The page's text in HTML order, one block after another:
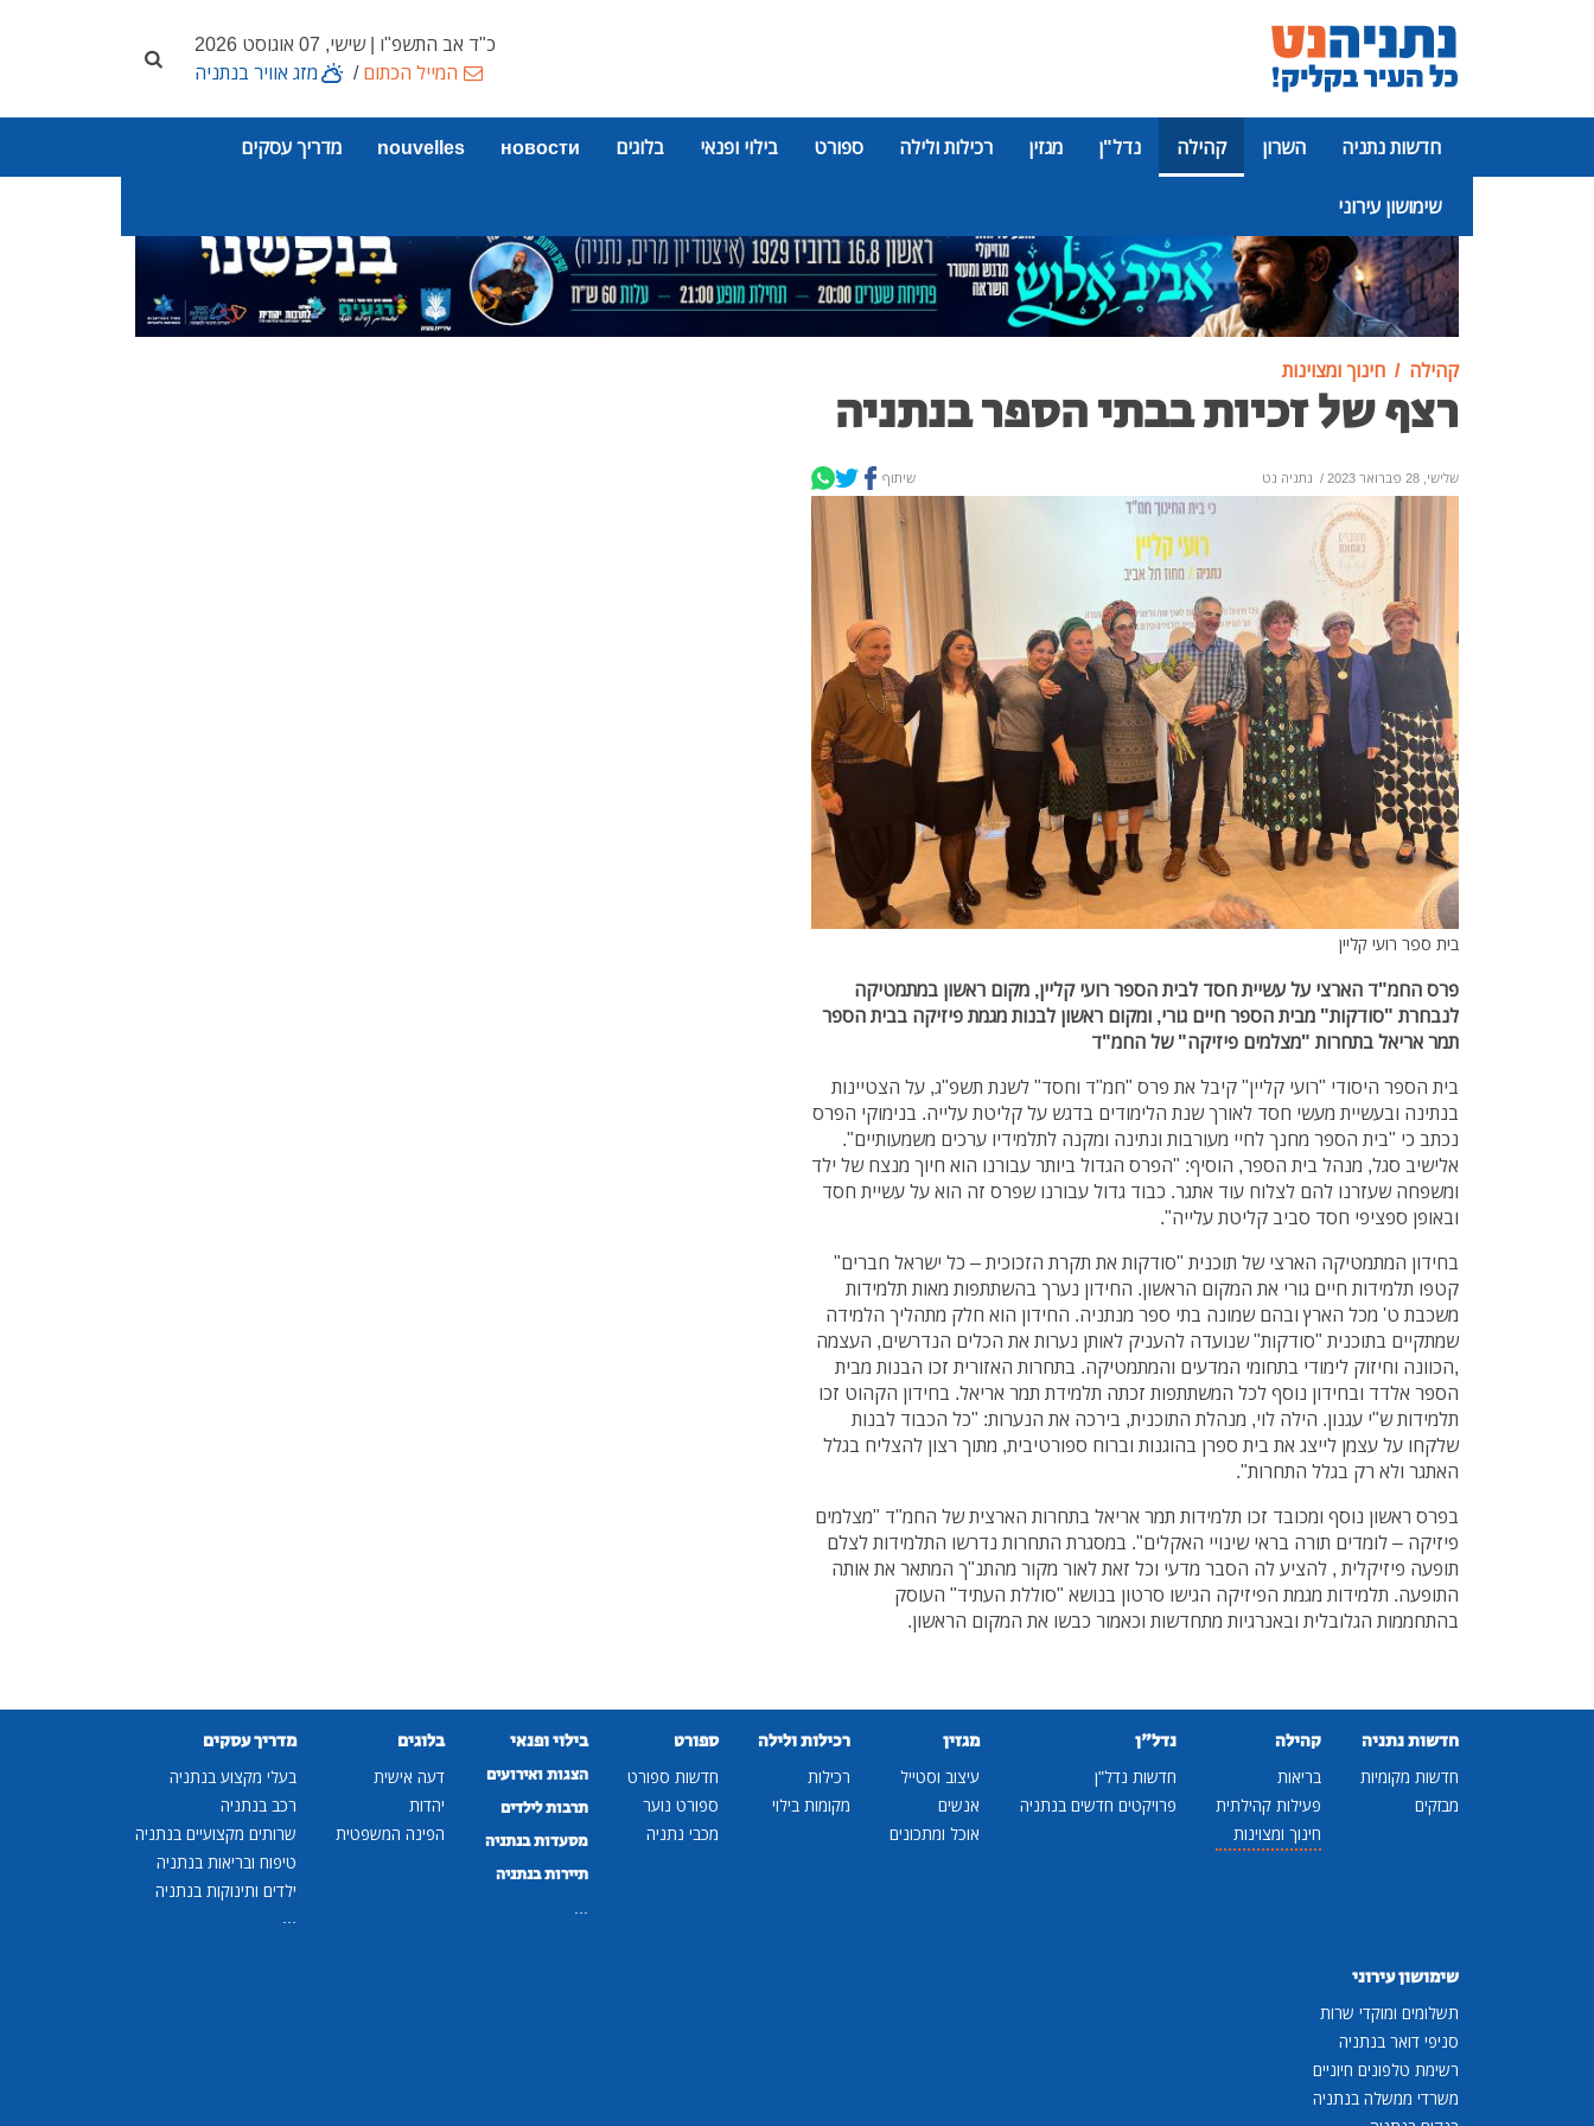
כ"ד אב התשפ"ו | שישי, 07 אוגוסט 2026
המייל הכתום/ מזג אוויר בנתניה
חדשות נתניה השרון קהילה נדל"ן מגזין רכילות ולילה ספורט בילוי ופנאי בלוגים новости
nouvelles מדריך עסקים
שימושון עירוני
פרסומת
קהילה חינוך ומצוינות
רצף של זכיות בבתי הספר בנתניה
שלישי, 28 פברואר 2023 / נתניה נט שיתוף
בית ספר רועי קליין
פרס החמ"ד הארצי על עשיית חסד לבית הספר רועי קליין, מקום ראשון במתמטיקה
לנבחרת "סודקות" מבית הספר חיים גורי, ומקום ראשון לבנות מגמת פיזיקה בבית הספר
תמר אריאל בתחרות "מצלמים פיזיקה" של החמ"ד
בית הספר היסודי "רועי קליין" קיבל את פרס "חמ"ד וחסד" לשנת תשפ"ג, על הצטיינות
בנתינה ובעשיית מעשי חסד לאורך שנת הלימודים בדגש על קליטת עלייה. בנימוקי הפרס
נכתב כי "בית הספר מחנך לחיי מעורבות ונתינה ומקנה לתלמידיו ערכים משמעותיים".
אלישיב סגל, מנהל בית הספר, הוסיף: "הפרס הגדול ביותר עבורנו הוא חיוך מנצח של ילד
ומשפחה שעזרנו להם לצלוח עוד אתגר. כבוד גדול עבורנו שפרס זה הוא על עשיית חסד
ובאופן ספציפי חסד סביב קליטת עלייה".
בחידון המתמטיקה הארצי של תוכנית "סודקות את תקרת הזכוכית – כל ישראל חברים"
קטפו תלמידות חיים גורי את המקום הראשון. החידון נערך בהשתתפות מאות תלמידות
משכבת ט' מכל הארץ ובהם שמונה בתי ספר מנתניה. החידון הוא חלק מתהליך הלמידה
שמתקיים בתוכנית "סודקות" שנועדה להעניק לאותן נערות את הכלים הנדרשים, העצמה
,הכוונה וחיזוק לימודי בתחומי המדעים והמתמטיקה. בתחרות האזורית זכו הבנות מבית
הספר אלדד ובחידון נוסף לכל המשתתפות זכתה תלמידת תמר אריאל. בחידון הקהוט זכו
תלמידות ש"י עגנון. הילה לוי, מנהלת התוכנית, בירכה את הנערות: "כל הכבוד לבנות
שלקחו על עצמן לייצג את בית ספרן בהוגנות וברוח ספורטיבית, מתוך רצון להצליח בגלל
האתגר ולא רק בגלל התחרות".
בפרס ראשון נוסף ומכובד זכו תלמידות תמר אריאל בתחרות הארצית של החמ"ד "מצלמים
פיזיקה – לומדים תורה בראי שינויי האקלים". במסגרת התחרות נדרשו התלמידות לצלם
תופעה פיזיקלית , להציע לה הסבר מדעי וכל זאת לאור מקור מהתנ"ך המתאר את אותה
התופעה. תלמידות מגמת הפיזיקה הגישו סרטון בנושא "סוללת העתיד" העוסק
בהתחממות הגלובלית ובאנרגיות מתחדשות וכאמור כבשו את המקום הראשון.
חדשות נתניה
חדשות מקומיות
מבזקים
קהילה
בריאות
פעילות קהילתית
חינוך ומצוינות
נדל"ן
חדשות נדל"ן
פרויקטים חדשים בנתניה
מגזין
עיצוב וסטייל
אנשים
אוכל ומתכונים
רכילות ולילה
רכילות
מקומות בילוי
ספורט
חדשות ספורט
ספורט נוער
מכבי נתניה
בילוי ופנאי
הצגות ואירועים
תרבות לילדים
מסעדות בנתניה
תיירות בנתניה
...
בלוגים
דעה אישית
יהדות
הפינה המשפטית
מדריך עסקים
בעלי מקצוע בנתניה
רכב בנתניה
שרותים מקצועיים בנתניה
טיפוח ובריאות בנתניה
ילדים ותינוקות בנתניה
...
שימושון עירוני
תשלומים ומוקדי שרות
סניפי דואר בנתניה
רשימת טלפונים חיוניים
משרדי ממשלה בנתניה